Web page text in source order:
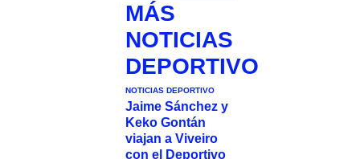
MÁS
NOTICIAS
DEPORTIVO
NOTICIAS DEPORTIVO
Jaime Sánchez y
Keko Gontán
viajan a Viveiro
con el Deportivo